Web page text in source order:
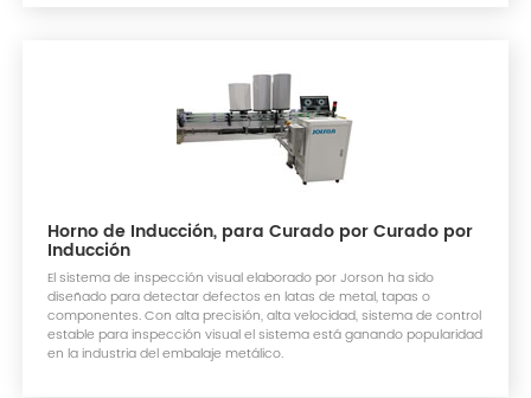
Horno de Inducción, para Curado por Curado por
Inducción
El sistema de inspección visual elaborado por Jorson ha sido
diseñado para detectar defectos en latas de metal, tapas o
componentes. Con alta precisión, alta velocidad, sistema de control
estable para inspección visual el sistema está ganando popularidad
en la industria del embalaje metálico.